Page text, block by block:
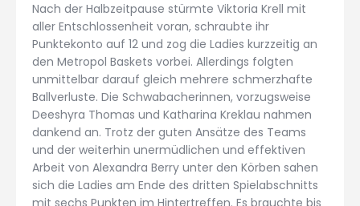
Nach der Halbzeitpause stürmte Viktoria Krell mit
aller Entschlossenheit voran, schraubte ihr
Punktekonto auf 12 und zog die Ladies kurzzeitig an
den Metropol Baskets vorbei. Allerdings folgten
unmittelbar darauf gleich mehrere schmerzhafte
Ballverluste. Die Schwabacherinnen, vorzugsweise
Deeshyra Thomas und Katharina Kreklau nahmen
dankend an. Trotz der guten Ansätze des Teams
und der weiterhin unermüdlichen und effektiven
Arbeit von Alexandra Berry unter den Körben sahen
sich die Ladies am Ende des dritten Spielabschnitts